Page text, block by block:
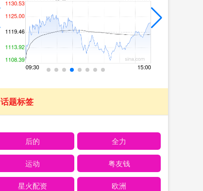
话题标签
后的 全力
运动 粤友钱
星火配资 欧洲